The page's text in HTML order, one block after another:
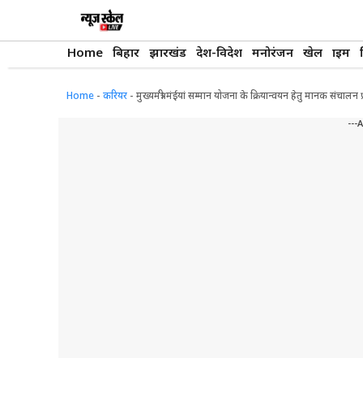
Home बिहार झारखंड देश-विदेश मनोरंजन खेल क्राइम
Home - करियर - मुख्यमंत्री मंईयां सम्मान योजना के क्रियान्वयन हेतु मानक
---